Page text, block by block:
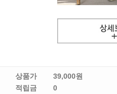
상품가 39,000원
적립금
0